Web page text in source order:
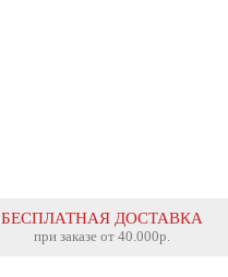
БЕСПЛАТНАЯ ДОСТАВКА
при заказе от 40.000р.